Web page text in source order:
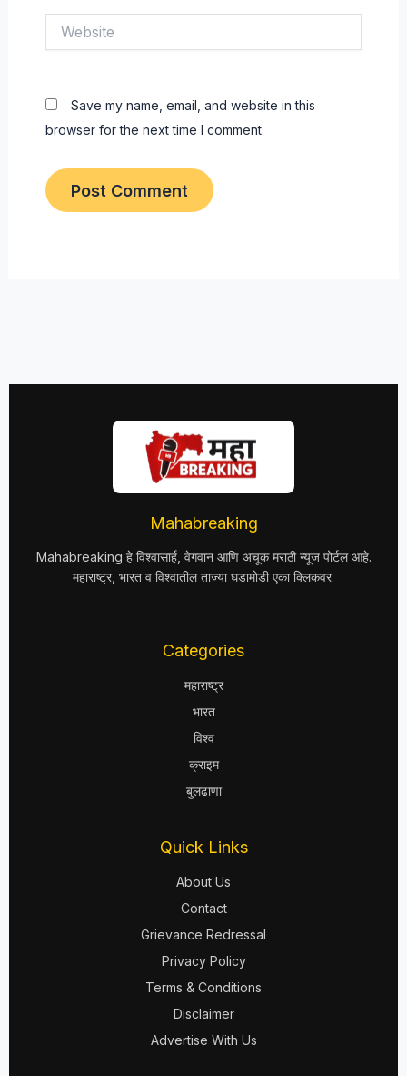
Save my name, email, and website in this
browser for the next time I comment.
Mahabreaking
Mahabreaking हे विश्वासार्ह, वेगवान आणि अचूक मराठी न्यूज पोर्टल आहे.
महाराष्ट्र, भारत व विश्वातील ताज्या घडामोडी एका क्लिकवर.
Categories
महाराष्ट्र
भारत
विश्व
क्राइम
बुलढाणा
Quick Links
About Us
Contact
Grievance Redressal
Privacy Policy
Terms & Conditions
Disclaimer
Advertise With Us